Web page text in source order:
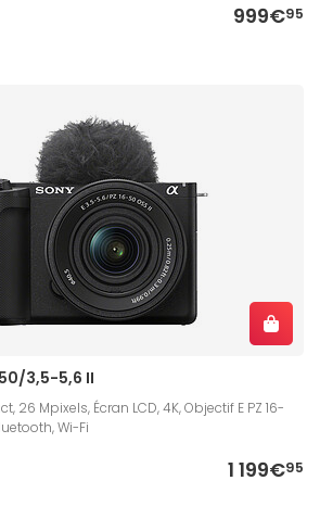
999€95
50/3,5-5,6 II
Mpixels, Écran LCD, 4K, Objectif E PZ 16-
Wi-Fi
1 199€95